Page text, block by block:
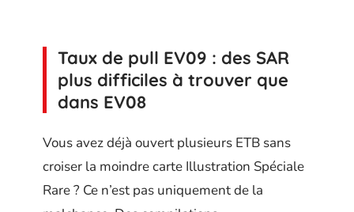
Taux de pull EV09 : des SAR
plus difficiles à trouver que
dans EV08
Vous avez déjà ouvert plusieurs ETB sans
croiser la moindre carte Illustration Spéciale
Rare ? Ce n’est pas uniquement de la